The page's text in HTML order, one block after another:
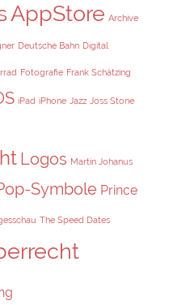
AppStore Archive
Deutsche Bahn Digital
Fotografie Frank Schätzing
iPad iPhone Jazz Joss Stone
Logos Martin Johanus
Symbole Prince
The Speed Dates